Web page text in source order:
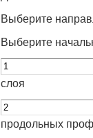
Выберите
Выберите
слоя
продольных